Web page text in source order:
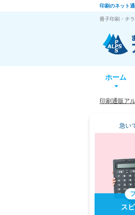
印刷のネット
冊子印刷・チ
ホーム
印刷通販ア
急い
ス